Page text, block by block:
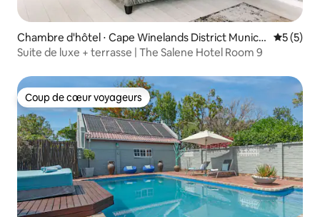
Chambre d'hôtel ⋅ Cape Winelands District Municip
ality
5 (5)
Suite de luxe + terrasse | The Salene Hotel Room 9
Coup de cœur voyageurs
Coup de cœur voyageurs